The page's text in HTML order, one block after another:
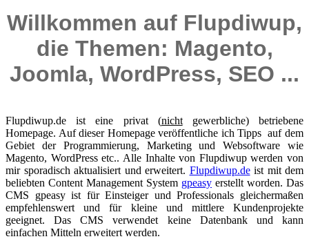
Willkommen auf Flupdiwup,
die Themen: Magento,
Joomla, WordPress, SEO ...
Flupdiwup.de ist eine privat (nichtgewerbliche) betriebene
Homepage. Auf dieser Homepage veröffentliche ich Tipps auf dem
Gebiet der Programmierung, Marketing und Websoftware wie
Magento, WordPress etc.. Alle Inhalte von Flupdiwup werden von
mir sporadisch aktualisiert und erweitert. Flupdiwup.deist mit dem
beliebten Content Management System gpeasy erstellt worden. Das
CMS gpeasy ist für Einsteiger und Professionals gleichermaßen
empfehlenswert und für kleine und mittlere Kundenprojekte
geeignet. Das CMS verwendet keine Datenbank und kann
einfachen Mitteln erweitert werden.